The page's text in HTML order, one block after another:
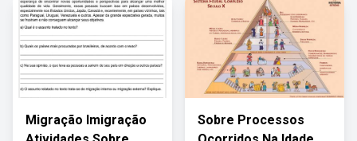
Migração Imigração
Sobre Processos